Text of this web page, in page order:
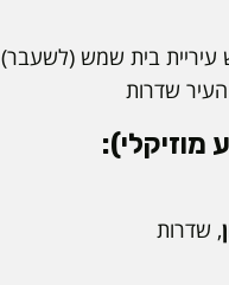
עיריית בית שמש (לשעבר)
שדרות
מוזיקלי):
, שדרות